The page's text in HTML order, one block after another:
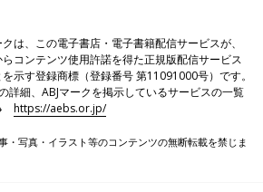
療育に通うように
は、この電子書店・電子書籍配信サービスが、
コンテンツ使用許諾を得た正規版配信サービス
示す登録商標（登録番号 第11091000号）です。
詳細、ABJマークを掲示しているサービスの一覧
→https://aebs.or.jp/
・写真・イラスト等のコンテンツの無断転載を禁じま